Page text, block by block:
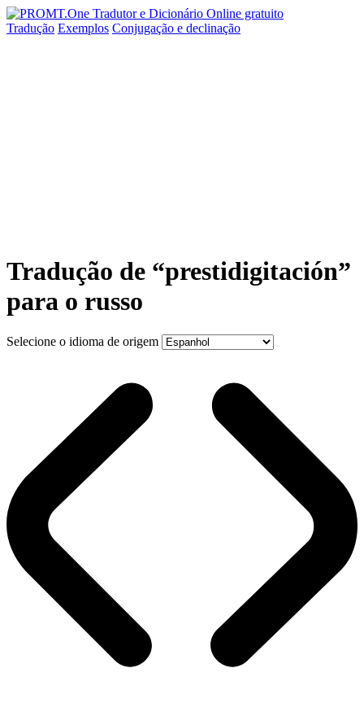
Tradução Exemplos Conjugação e declinação
Tradução de “prestidigitación”
para o russo
Selecione o idioma de origem